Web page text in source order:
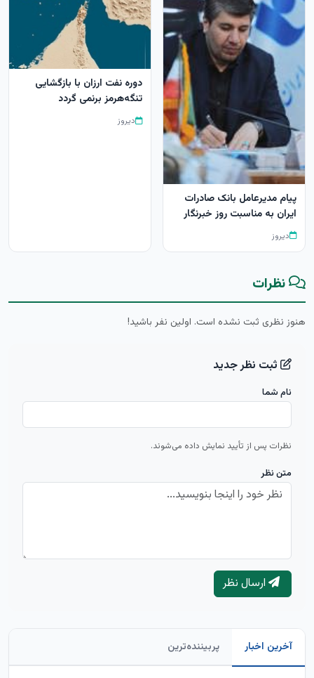
پیام مدیرعامل بانک صادرات
ایران به مناسبت روز خبرنگار
دیروز
دوره نفت ارزان با بازگشایی
تنگه‌هرمز برنمی گردد
دیروز
نظرات
هنوز نظری ثبت نشده است. اولین نفر باشید!
ثبت نظر جدید
نام شما
نظرات پس از تأیید نمایش داده می‌شوند.
متن نظر
ارسال نظر
آخرین اخبار پربیننده‌ترین